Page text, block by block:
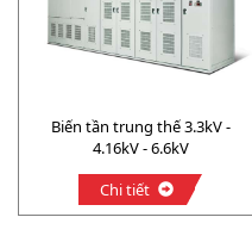
Biến tần trung thế 3.3kV -
4.16kV - 6.6kV
Chi tiết